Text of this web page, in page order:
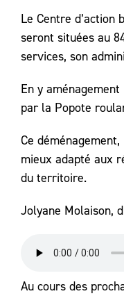
Le Centre d’action
seront situées au
services, son
En y
par la Popote
Ce
mieux adapté aux
du territoire.
Jolyane Molaison,
Au cours des